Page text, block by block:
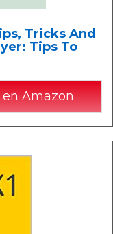
Tricks And
Tips To
Amazon